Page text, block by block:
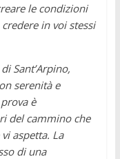
le condizioni
in voi stessi
Sant’Arpino,
serenità e
è
del cammino che
aspetta. La
di una